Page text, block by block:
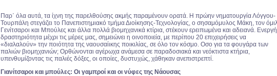
Παρ΄ όλα αυτά, τα ίχνη της παρελθούσης ακμής παραμένουν ορατά. H πρώην νηματουργία Λόγγου-
Τουρπάλη στεγάζει το Πανεπιστημιακό τμήμα Διοίκησης-Τεχνολογίας, o σησαμόμυλος Μάκη, τον
Γενίτσαροι και Μπούλες και άλλα πολλά βιομηχανικά κτίρια, στέκουν ερειπωμένα και αδειανά. Ενεργή
δραστηριότητα μέχρι τις μέρες μας, σημειώνει η οινοποιεία, με περίπου 20 επιχειρήσεις να
«διαλαλούν» την ποιότητα της ναουσαίικης ποικιλίας, σε όλο τον κόσμο. Οσο για τα φουγάρα των
παλιών βιομηχανιών; Ορθώνονται αγέρωχα ανάμεσα σε παραδοσιακά και νεόκτιστα κτήρια,
υπενθυμίζοντας τις παλιές δόξες, οι οποίες, δυστυχώς, χάθηκαν ανεπιστρεπτί.
Γιανίτσαροι και μπούλες: Οι γαμπροί και οι νύφες της Νάουσας